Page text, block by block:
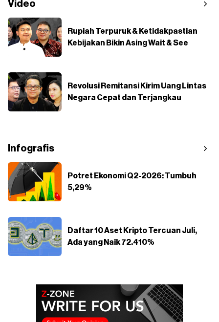
Video
Rupiah Terpuruk & Ketidakpastian
Kebijakan Bikin Asing Wait & See
Revolusi Remitansi Kirim Uang Lintas
Negara Cepat dan Terjangkau
Infografis
Potret Ekonomi Q2-2026: Tumbuh
5,29%
Daftar 10 Aset Kripto Tercuan Juli,
Ada yang Naik 72.410%